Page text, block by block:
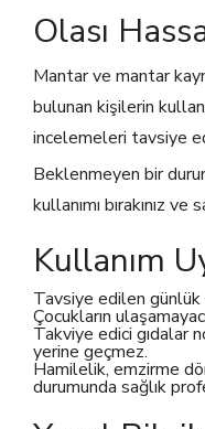
Olası
Mantar ve mantar
bulunan kişilerin
incelemeleri tavsiye
Beklenmeyen bir
kullanımı bırakınız ve
Kullanım
Tavsiye edilen günlük
Çocukların
Takviye edici gıdalar
yerine geçmez.
Hamilelik, emzirme
durumunda sağlık